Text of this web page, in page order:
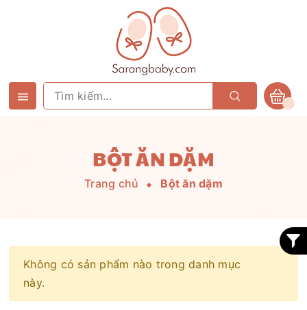
BỘT ĂN DẶM
Trang chủ Bột ăn dặm
Không có sản phẩm nào trong danh mục
này.